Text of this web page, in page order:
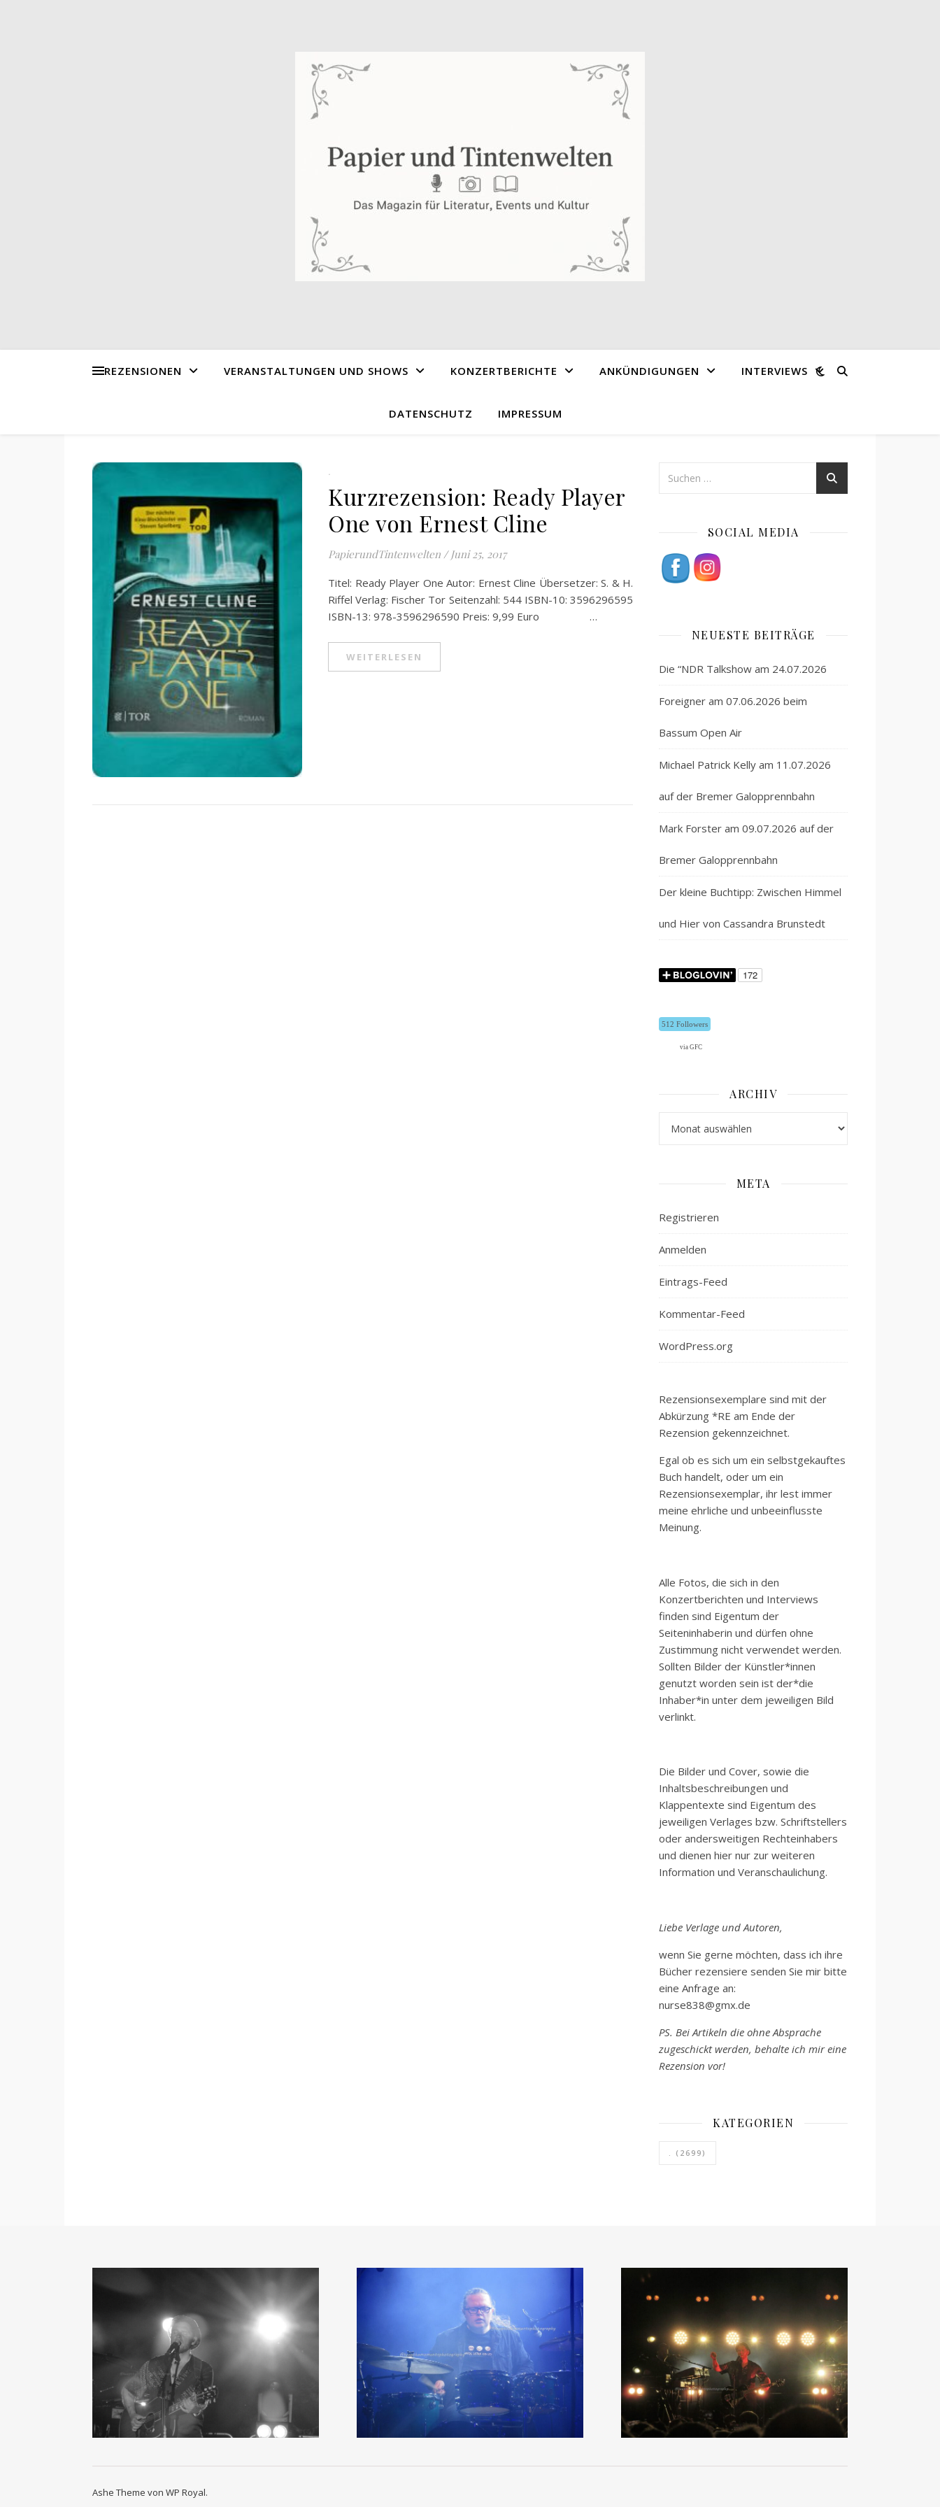
REZENSIONEN VERANSTALTUNGEN UND SHOWS KONZERTBERICHTE ANKÜNDIGUNGEN INTERVIEWS
DATENSCHUTZ IMPRESSUM
.
Kurzrezension: Ready Player
One von Ernest Cline
PapierundTintenwelten / Juni 25, 2017
Titel: Ready Player One Autor: Ernest Cline Übersetzer: S. & H.
Riffel Verlag: Fischer Tor Seitenzahl: 544 ISBN-10: 3596296595
ISBN-13: 978-3596296590 Preis: 9,99 Euro …
WEITERLESEN
SOCIAL MEDIA
NEUESTE BEITRÄGE
Die “NDR Talkshow am 24.07.2026
Foreigner am 07.06.2026 beim
Bassum Open Air
Michael Patrick Kelly am 11.07.2026
auf der Bremer Galopprennbahn
Mark Forster am 09.07.2026 auf der
Bremer Galopprennbahn
Der kleine Buchtipp: Zwischen Himmel
und Hier von Cassandra Brunstedt
512 Followers
via GFC
ARCHIV
META
Registrieren
Anmelden
Eintrags-Feed
Kommentar-Feed
WordPress.org
Rezensionsexemplare sind mit der
Abkürzung *RE am Ende der
Rezension gekennzeichnet.
Egal ob es sich um ein selbstgekauftes
Buch handelt, oder um ein
Rezensionsexemplar, ihr lest immer
meine ehrliche und unbeeinflusste
Meinung.
Alle Fotos, die sich in den
Konzertberichten und Interviews
finden sind Eigentum der
Seiteninhaberin und dürfen ohne
Zustimmung nicht verwendet werden.
Sollten Bilder der Künstler*innen
genutzt worden sein ist der*die
Inhaber*in unter dem jeweiligen Bild
verlinkt.
Die Bilder und Cover, sowie die
Inhaltsbeschreibungen und
Klappentexte sind Eigentum des
jeweiligen Verlages bzw. Schriftstellers
oder andersweitigen Rechteinhabers
und dienen hier nur zur weiteren
Information und Veranschaulichung.
Liebe Verlage und Autoren,
wenn Sie gerne möchten, dass ich ihre
Bücher rezensiere senden Sie mir bitte
eine Anfrage an:
nurse838@gmx.de
PS. Bei Artikeln die ohne Absprache
zugeschickt werden, behalte ich mir eine
Rezension vor!
KATEGORIEN
. (2699)
Ashe Theme von WP Royal.